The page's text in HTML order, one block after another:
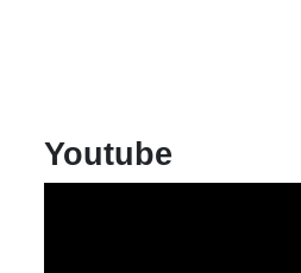
Youtube